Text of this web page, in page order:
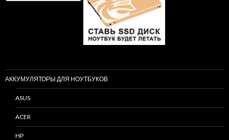
АККУМУЛЯТОРЫ ДЛЯ НОУТБУКОВ
ASUS
ACER
HP